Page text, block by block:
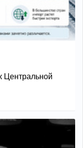
Центральной